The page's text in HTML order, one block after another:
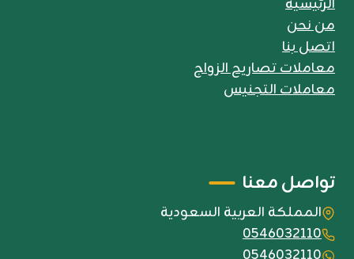
الرئيسية
من نحن
اتصل بنا
معاملات تصاريح الزواج
معاملات التجنيس
تواصل معنا
المملكة العربية السعودية
0546032110